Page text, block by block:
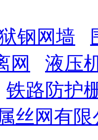
钢网墙
网
液压
铁路防护
丝网有限